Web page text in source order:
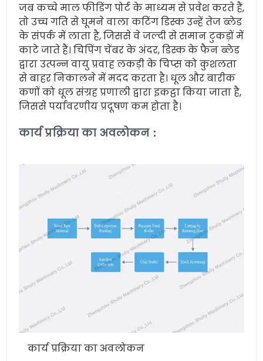
जब कच्चे माल फीडिंग पोर्ट के माध्यम से प्रवेश करते हैं,
तो उच्च गति से घूमने वाला कटिंग डिस्क उन्हें तेज ब्लेड
के संपर्क में लाता है, जिससे वे जल्दी से समान टुकड़ों में
काटे जाते हैं। चिपिंग चेंबर के अंदर, डिस्क के फैन ब्लेड
द्वारा उत्पन्न वायु प्रवाह लकड़ी के चिप्स को कुशलता
से बाहर निकालने में मदद करता है। धूल और बारीक
कणों को धूल संग्रह प्रणाली द्वारा इकट्ठा किया जाता है,
जिससे पर्यावरणीय प्रदूषण कम होता है।
कार्य प्रक्रिया का अवलोकन：
कार्य प्रक्रिया का अवलोकन